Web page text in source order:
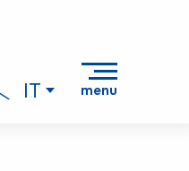
IT menu